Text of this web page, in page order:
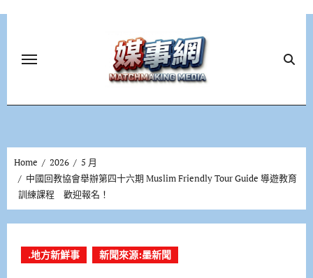
Home 2026
5 月
中國回教協會舉辦第四十六期 Muslim Friendly Tour Guide 導遊教育
訓練課程 歡迎報名！
.地方新鮮事 新聞來源:墨新聞